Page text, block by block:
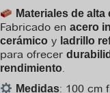
Materiales de alta
Fabricado en acero
cerámico y ladrillo
para ofrecer
rendimiento.
Medidas: 100 cm